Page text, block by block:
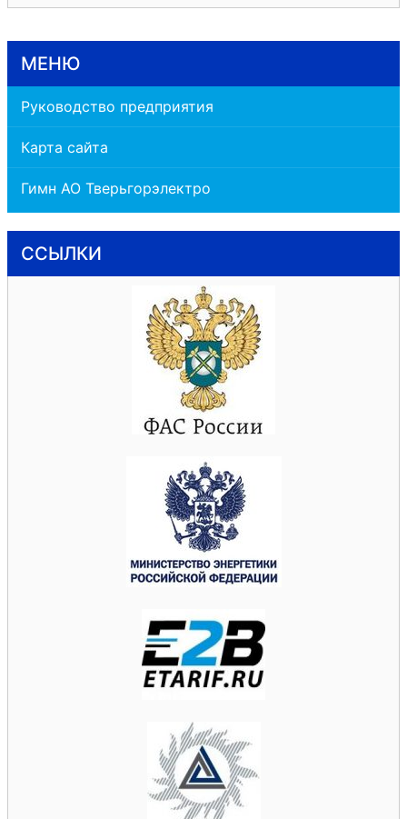
МЕНЮ
Руководство предприятия
Карта сайта
Гимн АО Тверьгорэлектро
ССЫЛКИ